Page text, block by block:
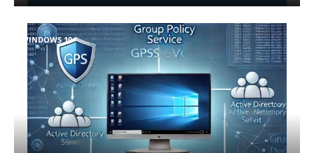
WINDOWS 10